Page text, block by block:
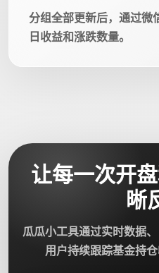
分组全部更新后，通过微
日收益和涨跌数量。
让每一次开
晰
瓜瓜小工具通过实时数据
用户持续跟踪基金持